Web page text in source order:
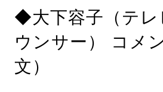
◆大下容子（テレ
ウンサー） コメ
文）